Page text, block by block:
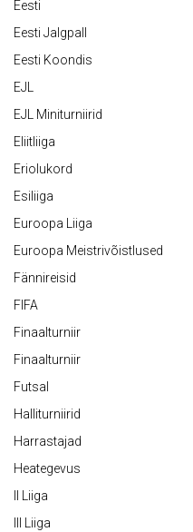
Eesti
Eesti Jalgpall
Eesti Koondis
EJL
EJL Miniturniirid
Eliitliiga
Eriolukord
Esiliiga
Euroopa Liiga
Euroopa Meistrivõistlused
Fännireisid
FIFA
Finaalturniir
Finaalturniir
Futsal
Halliturniirid
Harrastajad
Heategevus
II Liiga
III Liiga